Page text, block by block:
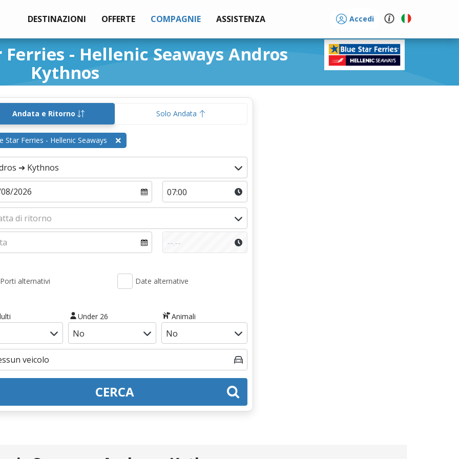
DESTINAZIONI OFFERTE COMPAGNIE ASSISTENZA Accedi
- Hellenic Seaways Andros
Kythnos
Andata e Ritorno Solo Andata
Star Ferries - Hellenic Seaways
Porti alternativi Date alternative
Under 26 Animali
CERCA